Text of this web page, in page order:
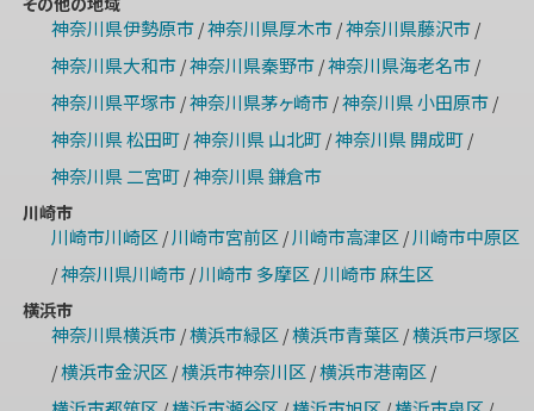
神奈川県伊勢原市/神奈川県厚木市/神奈川県藤沢市/
神奈川県大和市/神奈川県秦野市/神奈川県海老名市/
神奈川県平塚市/神奈川県茅ヶ崎市/神奈川県 小田原市/
神奈川県 松田町/神奈川県 山北町/神奈川県 開成町/
神奈川県 二宮町/神奈川県 鎌倉市
川崎市
川崎市川崎区/川崎市宮前区/川崎市高津区/川崎市中原区
/神奈川県川崎市/川崎市 多摩区/川崎市 麻生区
横浜市
神奈川県横浜市/横浜市緑区/横浜市青葉区/横浜市戸塚区
/横浜市金沢区/横浜市神奈川区/横浜市港南区/